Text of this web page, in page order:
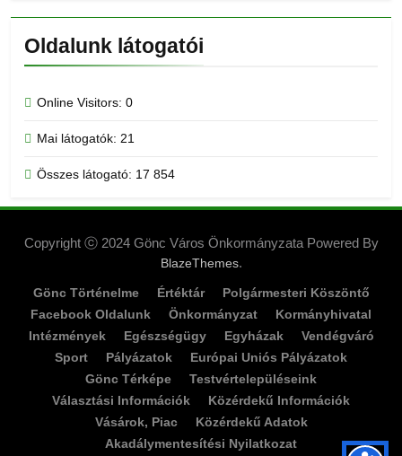
Oldalunk látogatói
Online Visitors: 0
Mai látogatók: 21
Összes látogató: 17 854
Copyright ⓒ 2024 Gönc Város Önkormányzata Powered By
BlazeThemes.
Gönc Történelme Értéktár
Polgármesteri Köszöntő
Facebook Oldalunk
Önkormányzat
Kormányhivatal
Intézmények
Egészségügy Egyházak
Vendégváró
Sport
Pályázatok
Európai Uniós Pályázatok
Gönc Térképe
Testvértelepüléseink
Választási Információk
Közérdekű Információk
Vásárok, Piac
Közérdekű Adatok
Akadálymentesítési Nyilatkozat